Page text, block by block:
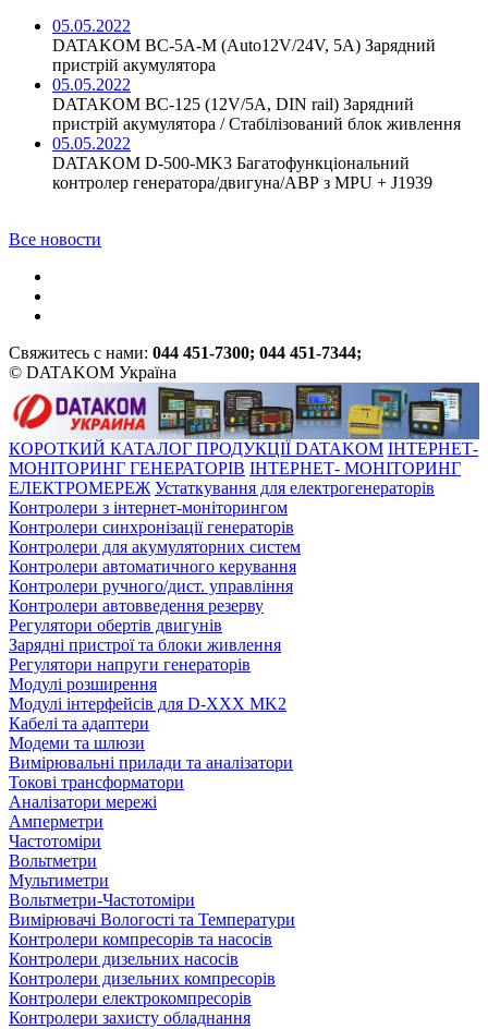
05.05.2022
DATAKOM BC-5A-M (Auto12V/24V, 5A) Зарядний
пристрій акумулятора
05.05.2022
DATAKOM BC-125 (12V/5A, DIN rail) Зарядний
пристрій акумулятора / Стабілізований блок живлення
05.05.2022
DATAKOM D-500-MK3 Багатофункціональний
контролер генератора/двигуна/АВР з MPU + J1939
Все новости
Свяжитесь с нами: 044 451-7300; 044 451-7344;
© DATAKOM Україна
КОРОТКИЙ КАТАЛОГ ПРОДУКЦІЇ DATAKOM ІНТЕРНЕТ-
МОНІТОРИНГ ГЕНЕРАТОРІВ ІНТЕРНЕТ- МОНІТОРИНГ
ЕЛЕКТРОМЕРЕЖ Устаткування для електрогенераторів
Контролери з інтернет-моніторингом
Контролери синхронізації генераторів
Контролери для акумуляторних систем
Контролери автоматичного керування
Контролери ручного/дист. управління
Контролери автовведення резерву
Регулятори обертів двигунів
Зарядні пристрої та блоки живлення
Регулятори напруги генераторів
Модулі розширення
Модулі інтерфейсів для D-XXX MK2
Кабелі та адаптери
Модеми та шлюзи
Вимірювальні прилади та аналізатори
Токові трансформатори
Аналізатори мережі
Амперметри
Частотоміри
Вольтметри
Мультиметри
Вольтметри-Частотоміри
Вимірювачі Вологості та Температури
Контролери компресорів та насосів
Контролери дизельних насосів
Контролери дизельних компресорів
Контролери електрокомпресорів
Контролери захисту обладнання